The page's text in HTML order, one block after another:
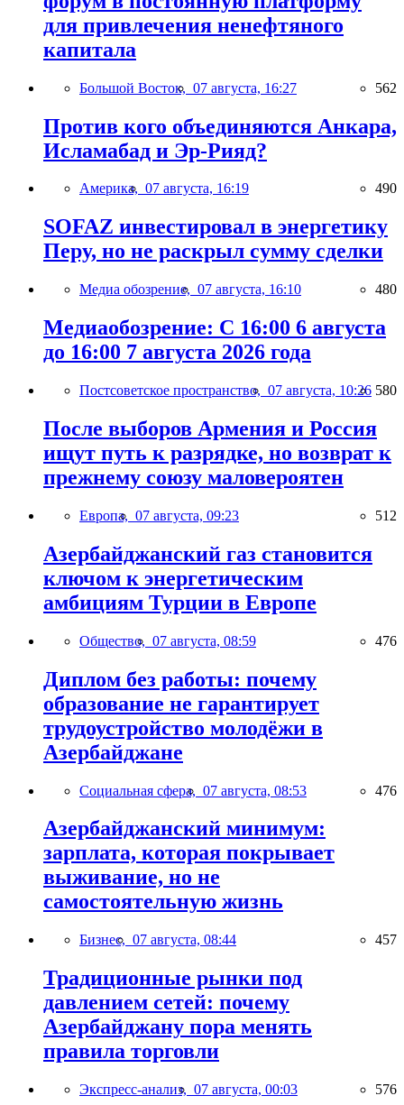
для привлечения ненефтяного
капитала
Большой Восток, 07 августа, 16:27 562
Против кого объединяются Анкара,
Исламабад и Эр-Рияд?
Америка, 07 августа, 16:19 490
SOFAZ инвестировал в энергетику
Перу, но не раскрыл сумму сделки
Медиа обозрение, 07 августа, 16:10 480
Медиаобозрение: С 16:00 6 августа
до 16:00 7 августа 2026 года
Постсоветское пространство, 07 августа, 10:26 580
После выборов Армения и Россия
ищут путь к разрядке, но возврат к
прежнему союзу маловероятен
Европа, 07 августа, 09:23 512
Азербайджанский газ становится
ключом к энергетическим
амбициям Турции в Европе
Общество, 07 августа, 08:59 476
Диплом без работы: почему
образование не гарантирует
трудоустройство молодёжи в
Азербайджане
Социальная сфера, 07 августа, 08:53 476
Азербайджанский минимум:
зарплата, которая покрывает
выживание, но не
самостоятельную жизнь
Бизнес, 07 августа, 08:44 457
Традиционные рынки под
давлением сетей: почему
Азербайджану пора менять
правила торговли
Экспресс-анализ, 07 августа, 00:03 576